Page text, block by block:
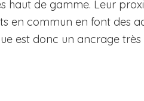
haut de gamme. Leur
en commun en font des
est donc un ancrage très